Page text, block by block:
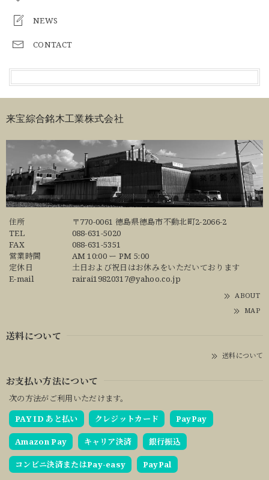
NEWS
CONTACT
来宝綜合銘木工業株式会社
住所
〒770-0061 徳島県徳島市不動北町2-2066-2
TEL
088-631-5020
FAX
088-631-5351
営業時間
AM 10:00 ー PM 5:00
定休日
土日および祝日はお休みをいただいております
E-mail
rairai19820317@yahoo.co.jp
ABOUT
MAP
送料について
送料について
お支払い方法について
次の方法がご利用いただけます。
PAY ID あと払い
クレジットカード PayPay
Amazon Pay キャリア決済 銀行振込
コンビニ決済またはPay-easy PayPal